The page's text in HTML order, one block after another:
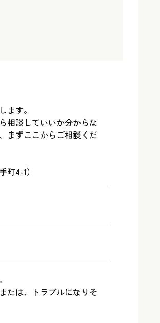
ます。
相談していいか分からな
まずここからご相談くだ
4-1）
たは、トラブルになりそ